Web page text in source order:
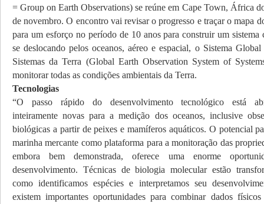
= Group on Earth Observations) se reúne em Cape Town, África
de novembro. O encontro vai revisar o progresso e traçar o mapa
para um esforço no período de 10 anos para construir um sistema
se deslocando pelos oceanos, aéreo e espacial, o Sistema
Sistemas da Terra (Global Earth Observation System of
monitorar todas as condições ambientais da Terra.
Tecnologias
“O passo rápido do desenvolvimento tecnológico está
inteiramente novas para a medição dos oceanos, inclusive
biológicas a partir de peixes e mamíferos aquáticos. O potencial
marinha mercante como plataforma para a monitoração das
embora bem demonstrada, oferece uma enorme
desenvolvimento. Técnicas de biologia molecular estão
como identificamos espécies e interpretamos seu
existem importantes oportunidades para combinar dados